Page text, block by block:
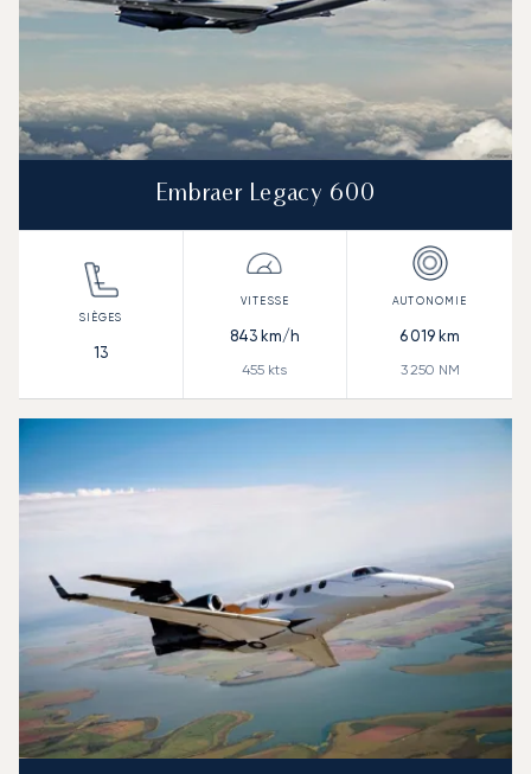
Embraer Legacy 600
13
843km/h
455 kts
6 019 km
3 250 NM